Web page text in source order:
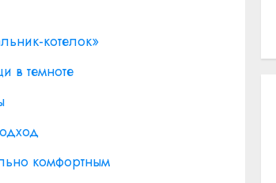
котелок»
в темноте
комфортным